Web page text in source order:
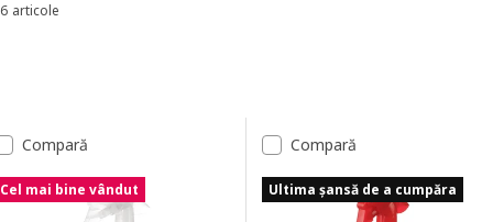
Sortează și filtrează
6 articole
Lista de rezultate
Compară
Cel mai bine vândut
Compară
Ultima șansă de a cumpăra